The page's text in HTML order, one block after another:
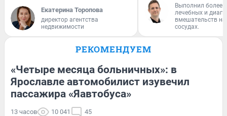
Екатерина Торопова
директор агентства
недвижимости
Выполнил более
лечебных и
вмешательств на
сосудах.
РЕКОМЕНДУЕМ
«Четыре месяца больничных»: в
Ярославле автомобилист изувечил
пассажира «Яавтобуса»
13 часов 10 041 45